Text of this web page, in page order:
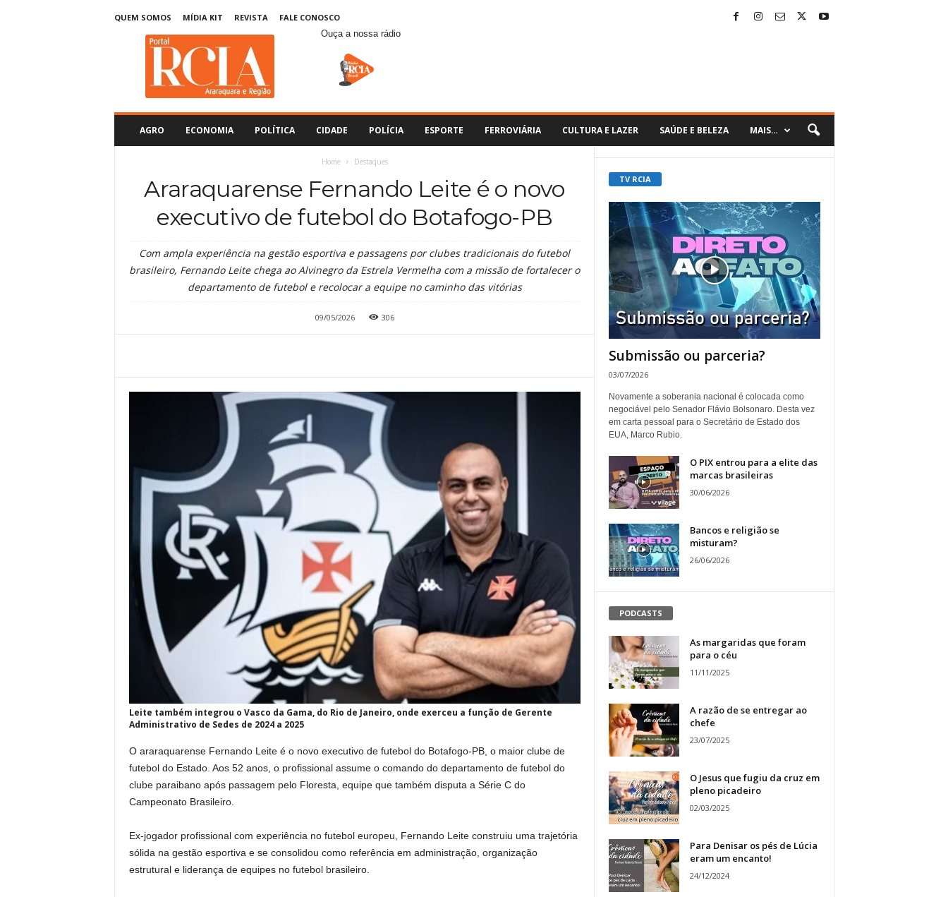
QUEM SOMOS MÍDIA KIT REVISTA
FALE CONOSCO
Ouça a nossa rádio
AGRO ECONOMIA POLÍTICA CIDADE POLÍCIA ESPORTE FERROVIÁRIA CULTURA E LAZER SAÚDE E BELEZA MAIS…
Home Destaques
Araraquarense Fernando Leite é o novo
executivo de futebol do Botafogo-PB
Com ampla experiência na gestão esportiva e passagens por clubes tradicionais do futebol
brasileiro, Fernando Leite chega ao Alvinegro da Estrela Vermelha com a missão de fortalecer o
departamento de futebol e recolocar a equipe no caminho das vitórias
09/05/2026 306
Leite também integrou o Vasco da Gama, do Rio de Janeiro, onde exerceu a função de Gerente
Administrativo de Sedes de 2024 a 2025
O araraquarense Fernando Leite é o novo executivo de futebol do Botafogo-PB, o maior clube de
futebol do Estado. Aos 52 anos, o profissional assume o comando do departamento de futebol do
clube paraibano após passagem pelo Floresta, equipe que também disputa a Série C do
Campeonato Brasileiro.
Ex-jogador profissional com experiência no futebol europeu, Fernando Leite construiu uma trajetória
sólida na gestão esportiva e se consolidou como referência em administração, organização
estrutural e liderança de equipes no futebol brasileiro.
TV RCIA
Submissão ou parceria?
03/07/2026
Novamente a soberania nacional é colocada como
negociável pelo Senador Flávio Bolsonaro. Desta vez
em carta pessoal para o Secretário de Estado dos
EUA, Marco Rubio.
O PIX entrou para a elite das
marcas brasileiras
30/06/2026
Bancos e religião se
misturam?
26/06/2026
PODCASTS
As margaridas que foram
para o céu
11/11/2025
A razão de se entregar ao
chefe
23/07/2025
O Jesus que fugiu da cruz em
pleno picadeiro
02/03/2025
Para Denisar os pés de Lúcia
eram um encanto!
24/12/2024